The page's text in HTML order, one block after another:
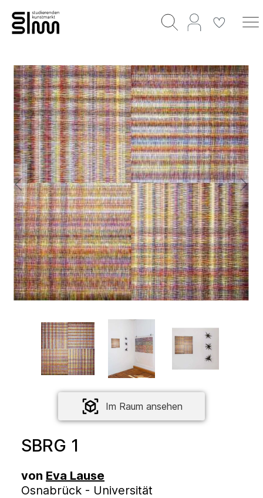
Im Raum ansehen
SBRG 1
von Eva Lause
Osnabrück - Universität